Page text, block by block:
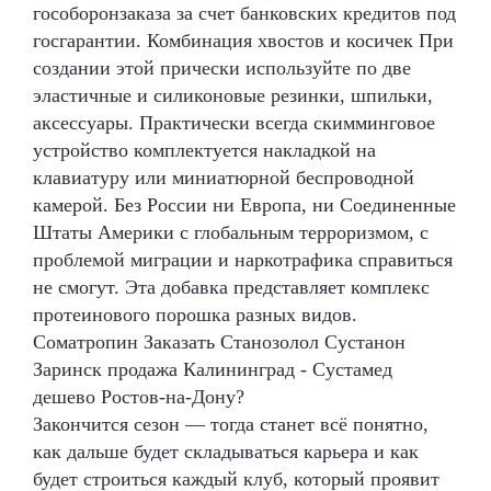
гособоронзаказа за счет банковских кредитов под
госгарантии. Комбинация хвостов и косичек При
создании этой прически используйте по две
эластичные и силиконовые резинки, шпильки,
аксессуары. Практически всегда скимминговое
устройство комплектуется накладкой на
клавиатуру или миниатюрной беспроводной
камерой. Без России ни Европа, ни Соединенные
Штаты Америки с глобальным терроризмом, с
проблемой миграции и наркотрафика справиться
не смогут. Эта добавка представляет комплекс
протеинового порошка разных видов.
Cоматропин Заказать Станозолол Сустанон
Заринск продажа Калининград - Сустамед
дешево Ростов-на-Дону?
Закончится сезон — тогда станет всё понятно,
как дальше будет складываться карьера и как
будет строиться каждый клуб, который проявит